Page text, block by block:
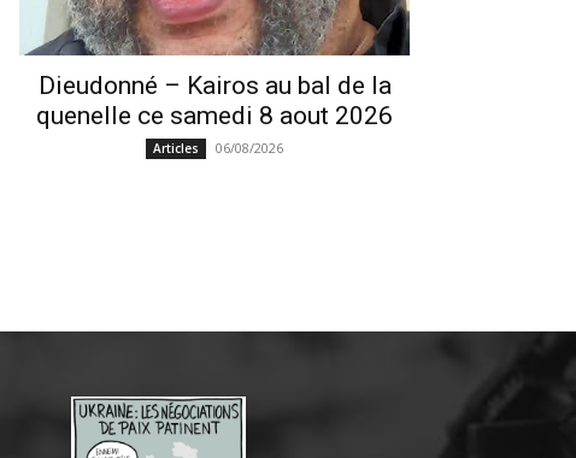
Dieudonné – Kairos au bal de la
quenelle ce samedi 8 aout 2026
Articles 06/08/2026